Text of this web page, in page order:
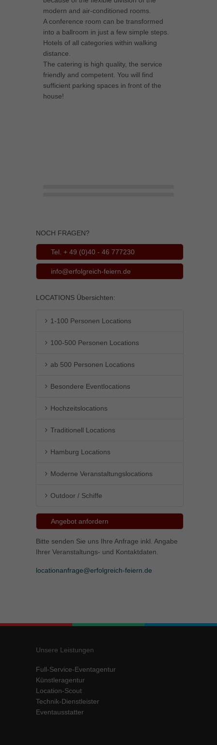
modern and air-conditioned rooms.
A conference room can be transformed
into a ballroom in just a few simple steps.
Hotels of all categories within walking
distance.
The catering is high quality, the service
friendly and competent. You will find
sufficient parking spaces in front of the
house!
NOCH FRAGEN?
Tel. + 49 (0)40 - 46 777230
info@erfolgreich-feiern.de
LOCATIONS Übersichten:
1-100 Personen Locations
100-500 Personen Locations
ab 500 Personen Locations
Besondere Eventlocations
Hochzeitslocations
Traditionell Locations
Hamburg Locations
Moderne Veranstaltungslocations
Outdoor / Schiffe
Angebot anfordern
Bitte senden Sie uns Ihre Anfrage inkl. Angabe
Ihrer Veranstaltungs- und Kontaktdaten.
locationanfrage@erfolgreich-feiern.de
Unsere Leistungen
Full-Service-Eventagentur
Künstleragentur
Location-Scout
Technik-Dienstleister
Eventausstatter